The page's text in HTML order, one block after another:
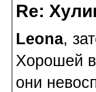
Re:
Leona,
Хорошей
они